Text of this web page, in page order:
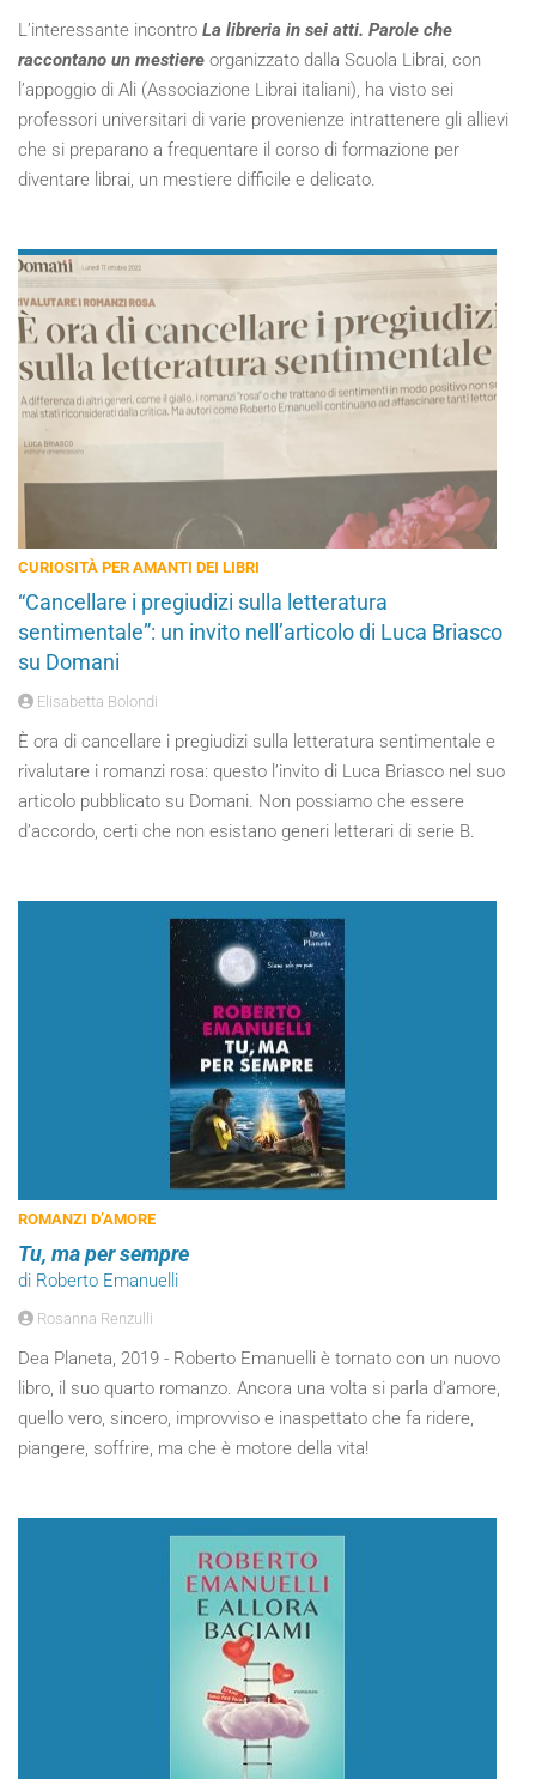
L’interessante incontro La libreria in sei atti. Parole che
raccontano un mestiere organizzato dalla Scuola Librai, con
l’appoggio di Ali (Associazione Librai italiani), ha visto sei
professori universitari di varie provenienze intrattenere gli allievi
che si preparano a frequentare il corso di formazione per
diventare librai, un mestiere difficile e delicato.
CURIOSITÀ PER AMANTI DEI LIBRI
“Cancellare i pregiudizi sulla letteratura
sentimentale”: un invito nell’articolo di Luca Briasco
su Domani
Elisabetta Bolondi
È ora di cancellare i pregiudizi sulla letteratura sentimentale e
rivalutare i romanzi rosa: questo l’invito di Luca Briasco nel suo
articolo pubblicato su Domani. Non possiamo che essere
d’accordo, certi che non esistano generi letterari di serie B.
ROMANZI D’AMORE
Tu, ma per sempre
di Roberto Emanuelli
Rosanna Renzulli
Dea Planeta, 2019 - Roberto Emanuelli è tornato con un nuovo
libro, il suo quarto romanzo. Ancora una volta si parla d’amore,
quello vero, sincero, improvviso e inaspettato che fa ridere,
piangere, soffrire, ma che è motore della vita!